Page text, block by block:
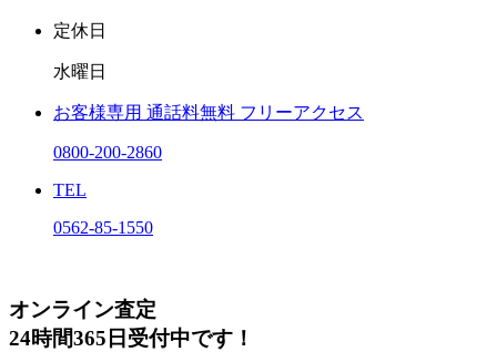
定休日
水曜日
お客様専用 通話料無料 フリーアクセス
0800-200-2860
TEL
0562-85-1550
オンライン査定
24時間365日受付中です！